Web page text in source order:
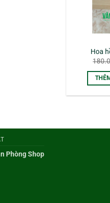
Hoa
Phòng Shop